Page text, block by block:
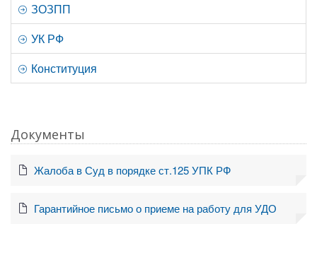
ЗОЗПП
УК РФ
Конституция
Документы
Жалоба в Суд в порядке ст.125 УПК РФ
Гарантийное письмо о приеме на работу для УДО